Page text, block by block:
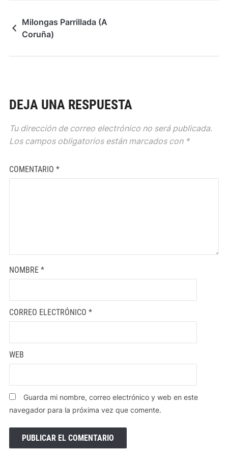
Milongas Parrillada (A
Coruña)
DEJA UNA RESPUESTA
Tu dirección de correo electrónico no será publicada.
Los campos obligatorios están marcados con *
COMENTARIO *
NOMBRE *
CORREO ELECTRÓNICO *
WEB
Guarda mi nombre, correo electrónico y web en este
navegador para la próxima vez que comente.